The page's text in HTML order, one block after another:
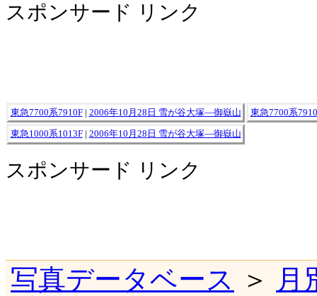
スポンサード リンク
東急7700系7910F| 2006年10月28日 雪が谷大塚―御嶽山 東急7700系
東急1000系1013F| 2006年10月28日 雪が谷大塚―御嶽山
スポンサード リンク
写真データベース ＞
月